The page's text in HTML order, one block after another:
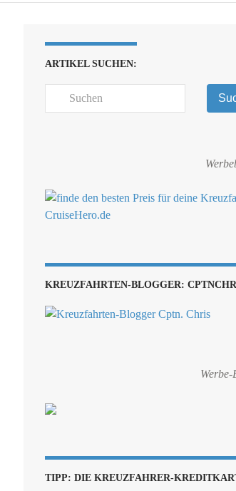
ARTIKEL SUCHEN:
KREUZFAHRTEN-BLOGGER:
TIPP: DIE KREUZFAHRER-